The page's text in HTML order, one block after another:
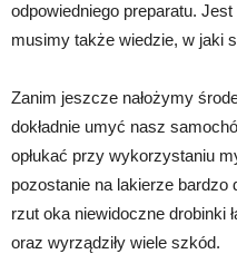
odpowiedniego preparatu.
musimy także wiedzie, w jaki
Zanim jeszcze nałożymy
dokładnie umyć nasz
opłukać przy wykorzystaniu
pozostanie na lakierze
rzut oka niewidoczne drobinki
oraz wyrządziły wiele szkód.